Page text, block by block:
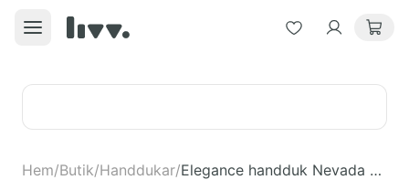
Hem/Butik/Handdukar/ Elegance handduk Nevada 450g, frotté vit 50x70cm